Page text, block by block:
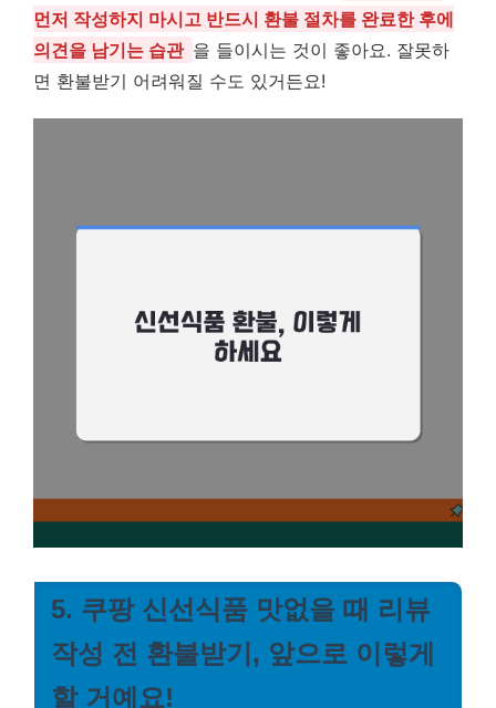
먼저 작성하지 마시고 반드시 환불 절차를 완료한 후에
의견을 남기는 습관 을 들이시는 것이 좋아요. 잘못하
면 환불받기 어려워질 수도 있거든요!
5. 쿠팡 신선식품 맛없을 때 리뷰
작성 전 환불받기, 앞으로 이렇게
할 거예요!